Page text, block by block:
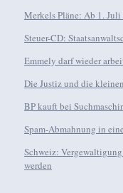
Merkels Pläne: Ab 1.
Steuer-CD:
Emmely darf wieder
Die Justiz und die
BP kauft bei
Spam-Abmahnung in
Schweiz:
werden